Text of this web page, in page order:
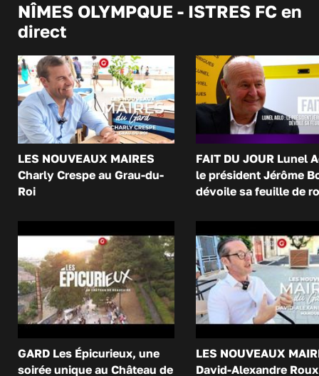
NÎMES OLYMPQUE - ISTRES FC en
direct
LES NOUVEAUX MAIRES
Charly Crespe au Grau-du-
Roi
FAIT DU JOUR Lunel
le président Jérôme
dévoile sa feuille de
GARD Les Épicurieux, une
soirée unique au Château de
LES NOUVEAUX
David-Alexandre